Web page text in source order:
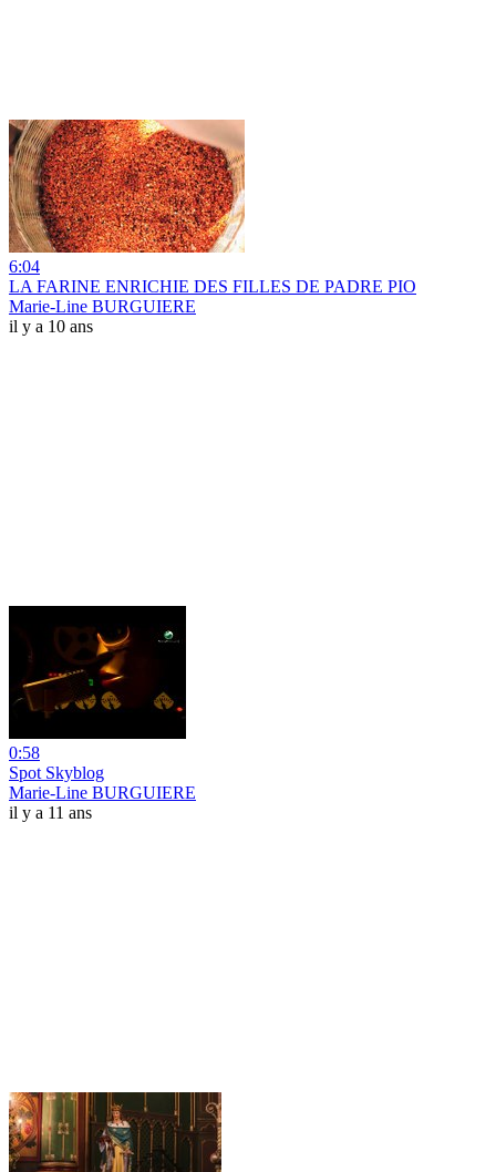
6:04
LA FARINE ENRICHIE DES FILLES DE PADRE PIO
Marie-Line BURGUIERE
il y a 10 ans
0:58
Spot Skyblog
Marie-Line BURGUIERE
il y a 11 ans